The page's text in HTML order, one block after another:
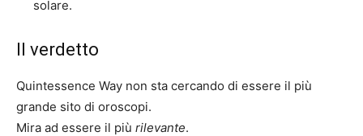
solare.
Il verdetto
Quintessence Way non sta cercando di essere il più
grande sito di oroscopi.
Mira ad essere il più rilevante.